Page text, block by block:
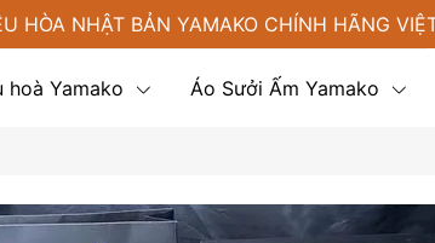
HÒA NHẬT BẢN YAMAKO CHÍNH HÃNG
hoà Yamako Áo Sưởi Ấm Yamako